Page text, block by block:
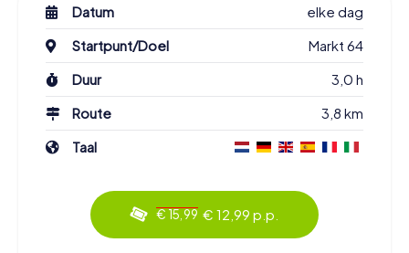
Datum
elke dag
Startpunt/Doel
Markt 64
Duur
3,0 h
Route
3,8 km
Taal
€ 15,99 € 12,99 p.p.